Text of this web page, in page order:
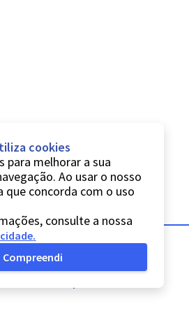
cookies
para melhorar a sua
Ao usar o nosso
que concorda com o uso
consulte a nossa
.
Compreendi